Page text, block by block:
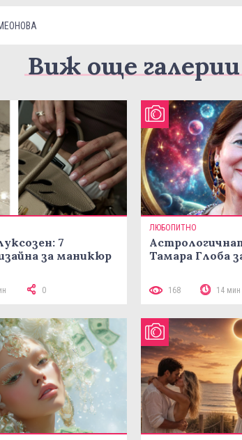
Виж още галерии
7
за маникюр
0
ЛЮБОПИТНО
Тамара Глоба
168 14 мин